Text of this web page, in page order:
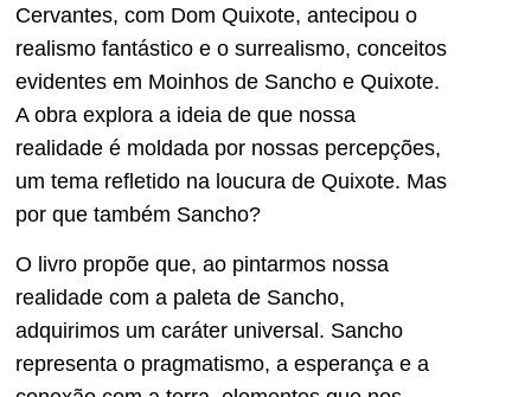
Cervantes, com Dom Quixote, antecipou o
realismo fantástico e o surrealismo, conceitos
evidentes em Moinhos de Sancho e Quixote.
A obra explora a ideia de que nossa
realidade é moldada por nossas percepções,
um tema refletido na loucura de Quixote. Mas
por que também Sancho?
O livro propõe que, ao pintarmos nossa
realidade com a paleta de Sancho,
adquirimos um caráter universal. Sancho
representa o pragmatismo, a esperança e a